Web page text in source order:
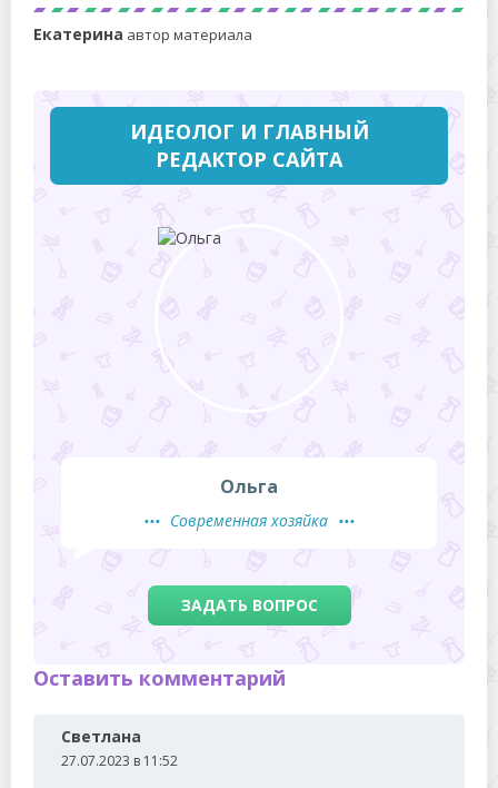
Екатерина автор материала
ИДЕОЛОГ И ГЛАВНЫЙ
РЕДАКТОР САЙТА
Ольга
Современная хозяйка
ЗАДАТЬ ВОПРОС
Оставить комментарий
Светлана
27.07.2023 в 11:52